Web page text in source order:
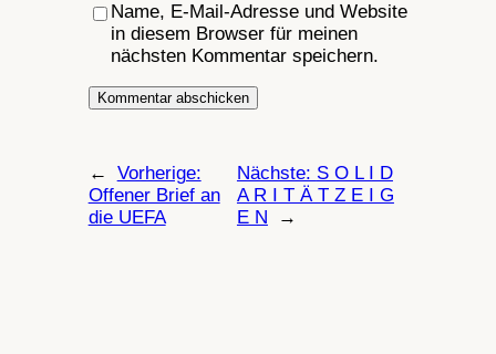
Name, E-Mail-Adresse und Website
in diesem Browser für meinen
nächsten Kommentar speichern.
←
Vorherige:
Offener Brief an
die UEFA
Nächste: S O L I D
A R I T Ä T Z E I G
E N
→